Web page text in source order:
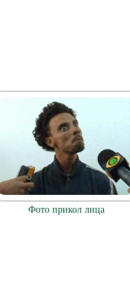
Фото прикол лица